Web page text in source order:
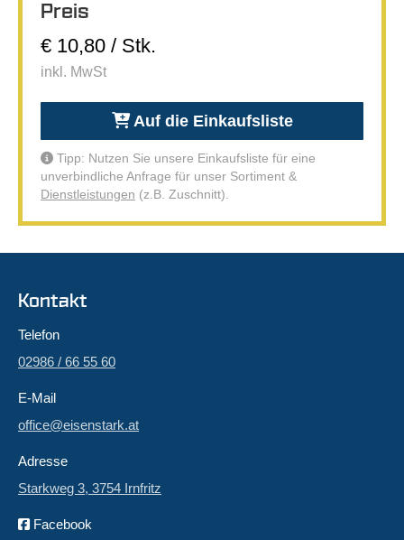
Preis
€ 10,80 / Stk.
inkl. MwSt
Auf die Einkaufsliste
Tipp: Nutzen Sie unsere Einkaufsliste für eine
unverbindliche Anfrage für unser Sortiment &
Dienstleistungen (z.B. Zuschnitt).
Kontakt
Telefon
02986 / 66 55 60
E-Mail
office@eisenstark.at
Adresse
Starkweg 3, 3754 Irnfritz
Facebook